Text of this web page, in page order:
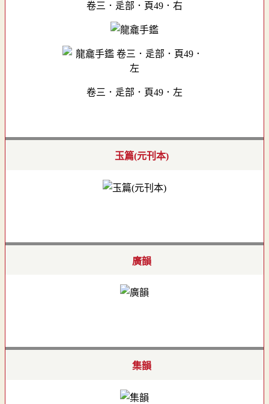
卷三．辵部．頁49．右
卷三．辵部．頁49．左
玉篇(元刊本)
廣韻
集韻